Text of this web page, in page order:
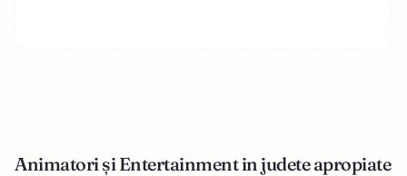
Animatori și Entertainment in judete apropiate